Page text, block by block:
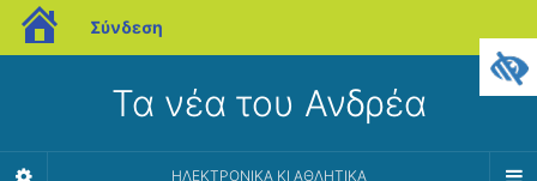
blogs.sch.gr
Σύνδεση
Τα νέα του Ανδρέα
ΗΛΕΚΤΡΟΝΙΚΆ ΚΙ ΑΘΛΗΤΙΚΆ